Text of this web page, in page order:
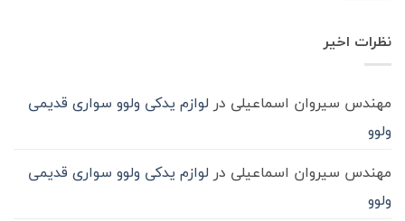
حمل‌ونقل
گیربکس
ماشیننظرات اخیر
مهندس سیروان اسماعیلی در لوازم یدکی ولوو سواری قدیمی
ولوو
مهندس سیروان اسماعیلی در لوازم یدکی ولوو سواری قدیمی
ولوو